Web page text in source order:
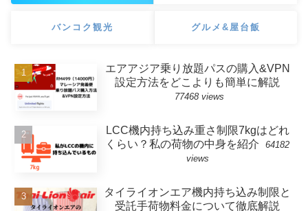
バンコク観光 グルメ&屋台飯
エアアジア乗り放題パスの購入&VPN
設定方法をどこよりも簡単に解説
77468 views
LCC機内持ち込み重さ制限7kgはどれ
くらい？私の荷物の中身を紹介
64182
views
タイライオンエア機内持ち込み制限と
受託手荷物料金について徹底解説